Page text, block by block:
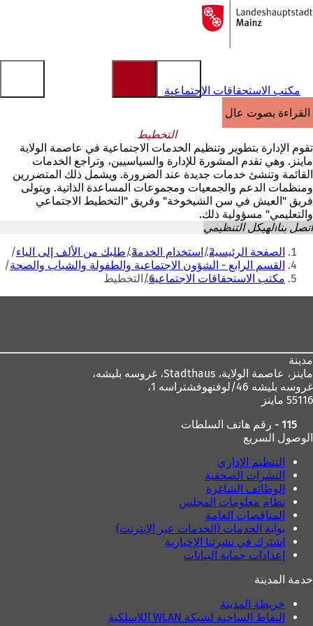
الانتقال إلى المحتوى
إلى
الصفحة
مكتب الاستحقاقات الاجتماعية
القراءة بصوت عالٍ
التخطيط
تقوم الإدارة بتطوير وتنظيم الخدمات الاجتماعية في عاصمة الولاية
ماينز. وهي تقدم المشورة للإدارة والسياسيين، وتراجع الخدمات
القائمة وتنشئ خدمات جديدة عند الضرورة. ويشمل ذلك المتضررين
ومنظمات الدعم والجمعيات ومجموعات المساعدة الذاتية. ويتولى
فريق "العيش في سن الشيخوخة" وفريق "التخطيط الاجتماعي
والتعليمي" مسؤولية ذلك.
اتصل بناالهيكل التنظيمي
أنت
هنا
الصفحة الرئيسية استخدام الخدمة طلبك من الألف إلى الياء
القسم الرابع - الشؤون الاجتماعية والطفولة والشباب والصحة
مكتب الاستحقاقات الاجتماعية التخطيط
مدينة
ماينز، عاصمة الولاية،
غروسه بليشه 46/لوفنهوفشتراسه 1،
55116 ماينز
115 - رقم هاتف السلطات
الوصول السريع
التنظيم الإداري
النشرات الصحفية
الوظائف الشاغرة
نظام معلومات المجلس
المناقصات العامة
بوابة الخدمات (الخدمات عبر الإنترنت)
اشترك في نشرتنا الإخبارية
إعدادات حماية البيانات
خدمة المدينة
خريطة المدينة
النقاط الساخنة لشبكة WLAN اللاسلكية